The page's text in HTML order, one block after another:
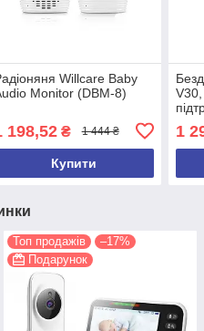
Willcare Baby
Monitor (DBM-8)
198,52₴ 1 444 ₴
Купити
V30,
1
Топ продажів
–17%
Подарунок